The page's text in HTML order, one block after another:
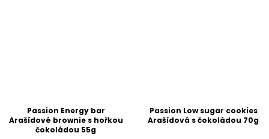
Passion Energy bar
Arašídové brownie s hořkou
čokoládou 55g
Passion Low sugar cookies
Arašídová s čokoládou 70g